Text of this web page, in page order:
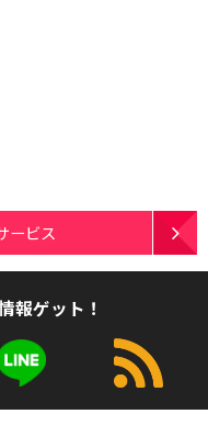
ービス
報ゲット！